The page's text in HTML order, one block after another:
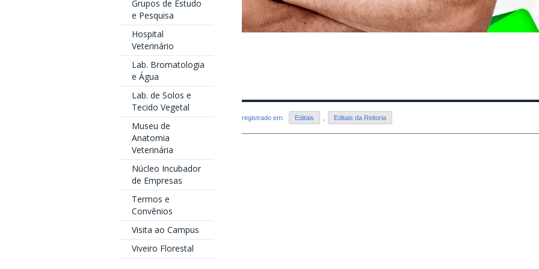
Grupos de Estudo
e Pesquisa
Hospital
Veterinário
Lab. Bromatologia
e Água
Lab. de Solos e
Tecido Vegetal
Museu de
Anatomia
Veterinária
Núcleo Incubador
de Empresas
Termos e
Convênios
Visita ao Campus
Viveiro Florestal
registrado em: Editais Editais da Reitoria